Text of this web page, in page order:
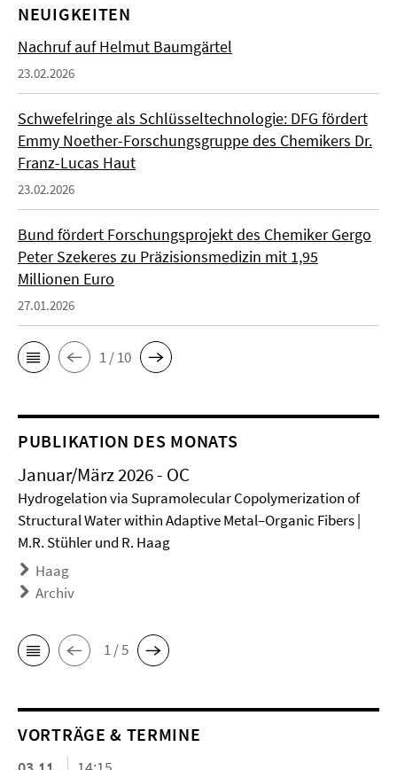
NEUIGKEITEN
Nachruf auf Helmut Baumgärtel
23.02.2026
Schwefelringe als Schlüsseltechnologie: DFG fördert
Emmy Noether-Forschungsgruppe des Chemikers Dr.
Franz-Lucas Haut
23.02.2026
Bund fördert Forschungsprojekt des Chemiker Gergo
Peter Szekeres zu Präzisionsmedizin mit 1,95
Millionen Euro
27.01.2026
1 / 10
PUBLIKATION DES MONATS
Januar/März 2026 - OC
Hydrogelation via Supramolecular Copolymerization of
Structural Water within Adaptive Metal–Organic Fibers |
M.R. Stühler und R. Haag
Haag
Archiv
1 / 5
VORTRÄGE & TERMINE